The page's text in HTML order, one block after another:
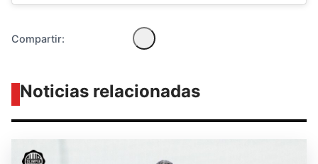
Compartir:
Noticias relacionadas